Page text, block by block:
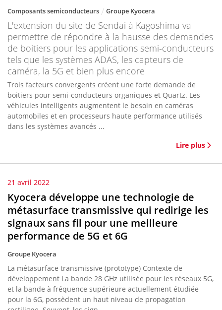
Composants semiconducteurs Groupe Kyocera
L'extension du site de Sendai à Kagoshima va
permettre de répondre à la hausse des demandes
de boitiers pour les applications semi-conducteurs
tels que les systèmes ADAS, les capteurs de
caméra, la 5G et bien plus encore
Trois facteurs convergents créent une forte demande de
boitiers pour semi-conducteurs organiques et Quartz. Les
véhicules intelligents augmentent le besoin en caméras
automobiles et en processeurs haute performance utilisés
dans les systèmes avancés ...
Lire plus
21 avril 2022
Kyocera développe une technologie de
métasurface transmissive qui redirige les
signaux sans fil pour une meilleure
performance de 5G et 6G
Groupe Kyocera
La métasurface transmissive (prototype) Contexte de
développement La bande 28 GHz utilisée pour les réseaux 5G,
et la bande à fréquence supérieure actuellement étudiée
pour la 6G, possèdent un haut niveau de propagation